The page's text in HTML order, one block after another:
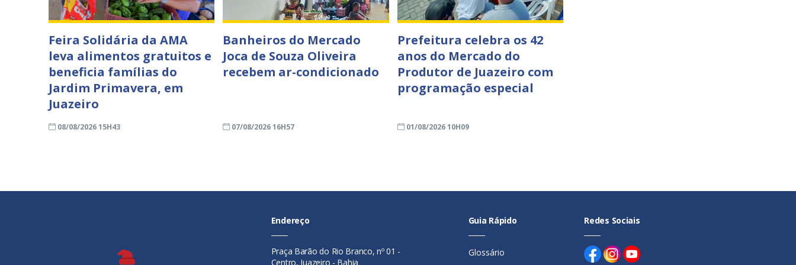
Feira Solidária da AMA
leva alimentos gratuitos e
beneficia famílias do
Jardim Primavera, em
Juazeiro
08/08/2026 15H43
Banheiros do Mercado
Joca de Souza Oliveira
recebem ar-condicionado
07/08/2026 16H57
Prefeitura celebra os 42
anos do Mercado do
Produtor de Juazeiro com
programação especial
01/08/2026 10H09
Endereço
Praça Barão do Rio Branco, nº 01 -
Centro, Juazeiro - Bahia
Guia Rápido
Glossário
Redes Sociais